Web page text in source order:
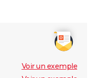
Voir un exemple